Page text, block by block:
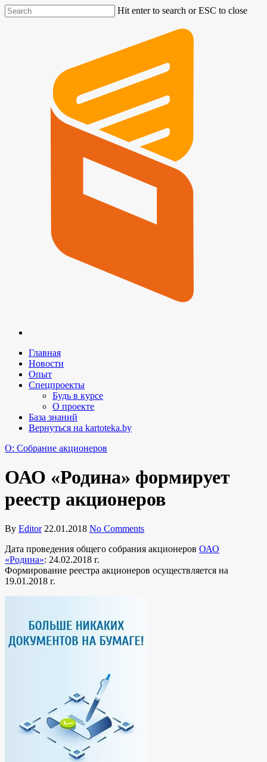
Hit enter to search or ESC to close
Главная
Новости
Опыт
Спецпроекты
Будь в курсе
О проекте
База знаний
Вернуться на kartoteka.by
O: Собрание акционеров
ОАО «Родина» формирует
реестр акционеров
By Editor 22.01.2018 No Comments
Дата проведения общего собрания акционеров ОАО
«Родина»: 24.02.2018 г.
Формирование реестра акционеров осуществляется на
19.01.2018 г.